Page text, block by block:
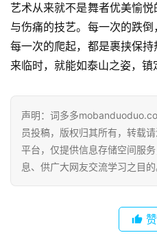
常
用
贺
网
络
热
词
登录
艺术从来就不是舞者优美愉
与伤痛的技艺。每一次的跌倒
每一次的爬起，都是裹挟保
来临时，就能如泰山之姿，镇
声明：词多多
员投稿，版权归其所有，转载
平台，仅提供信息存储空间服
息、供广大网友交流学习之目的
赞